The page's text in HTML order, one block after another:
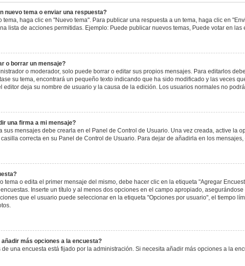
nuevo tema o enviar una respuesta?
tema, haga clic en "Nuevo tema". Para publicar una respuesta a un tema, haga clic en
lista de acciones permitidas. Ejemplo: Puede publicar nuevos temas, Puede votar en las
o borrar un mensaje?
o moderador, solo puede borrar o editar sus propios mensajes. Para editarlos
su tema, encontrará un pequeño texto indicando que ha sido modificado y las veces
editor deja su nombre de usuario y la causa de la edición. Los usuarios normales no
una firma a mi mensaje?
sus mensajes debe crearla en el Panel de Control de Usuario. Una vez creada, active la
correcta en su Panel de Control de Usuario. Para dejar de añadirla en los
tema o edita el primer mensaje del mismo, debe hacer clic en la etiqueta "Agregar
Inserte un título y al menos dos opciones en el campo apropiado,
que el usuario puede seleccionar en la etiqueta "Opciones por usuario", el tiempo
añadir más opciones a la encuesta?
de una encuesta está fijado por la administración. Si necesita añadir más opciones a la